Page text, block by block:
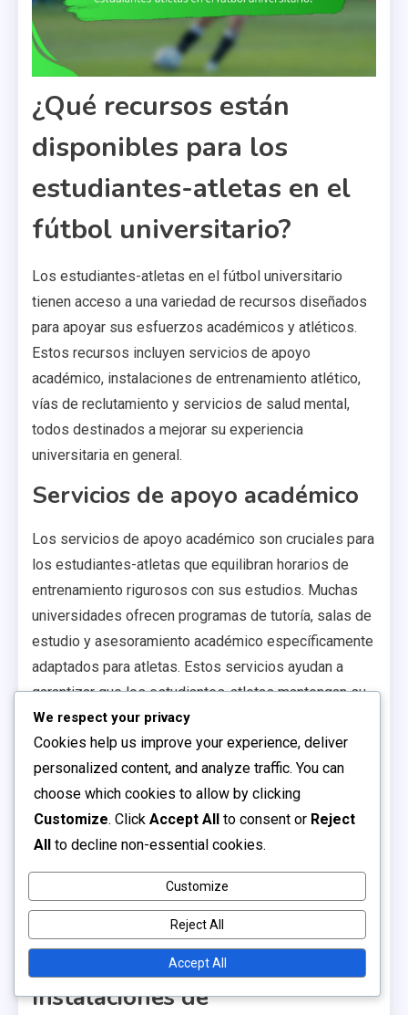
¿Qué recursos están
disponibles para los
estudiantes-atletas en el
fútbol universitario?
Los estudiantes-atletas en el fútbol universitario
tienen acceso a una variedad de recursos diseñados
para apoyar sus esfuerzos académicos y atléticos.
Estos recursos incluyen servicios de apoyo
académico, instalaciones de entrenamiento atlético,
vías de reclutamiento y servicios de salud mental,
todos destinados a mejorar su experiencia
universitaria en general.
Servicios de apoyo académico
Los servicios de apoyo académico son cruciales para
los estudiantes-atletas que equilibran horarios de
entrenamiento rigurosos con sus estudios. Muchas
universidades ofrecen programas de tutoría, salas de
estudio y asesoramiento académico específicamente
adaptados para atletas. Estos servicios ayudan a
garantizar que los estudiantes-atletas mantengan su
elegibilidad mientras sobresalen en su trabajo
académico.
Además de la tutoría, algunas instituciones
proporcionan consejeros académicos especializados
que comprenden los desafíos únicos que enfrentan
los atletas. Pueden ayudar con la selección de
cursos, la gestión del tiempo y estrategias para el
éxito académico. Este apoyo puede mejorar
significativamente las tasas de retención entre los
Instalaciones de
We respect your privacy
Cookies help us improve your experience, deliver
personalized content, and analyze traffic. You can
choose which cookies to allow by clicking
Customize. Click Accept All to consent or Reject
All to decline non-essential cookies.
Customize
Reject All
Accept All